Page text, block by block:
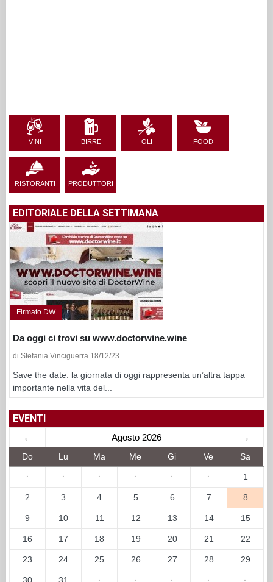
VINI BIRRE OLI FOOD
RISTORANTI PRODUTTORI
EDITORIALE DELLA SETTIMANA
Firmato DW
Da oggi ci trovi su www.doctorwine.wine
di Stefania Vinciguerra 18/12/23
Save the date: la giornata di oggi rappresenta un’altra tappa
importante nella vita del...
EVENTI
← Agosto 2026 →
Do Lu Ma Me Gi Ve Sa
· · · · · · 1
2 3 4 5 6 7 8
9 10 11 12 13 14 15
16 17 18 19 20 21 22
23 24 25 26 27 28 29
30 31 · · · · ·